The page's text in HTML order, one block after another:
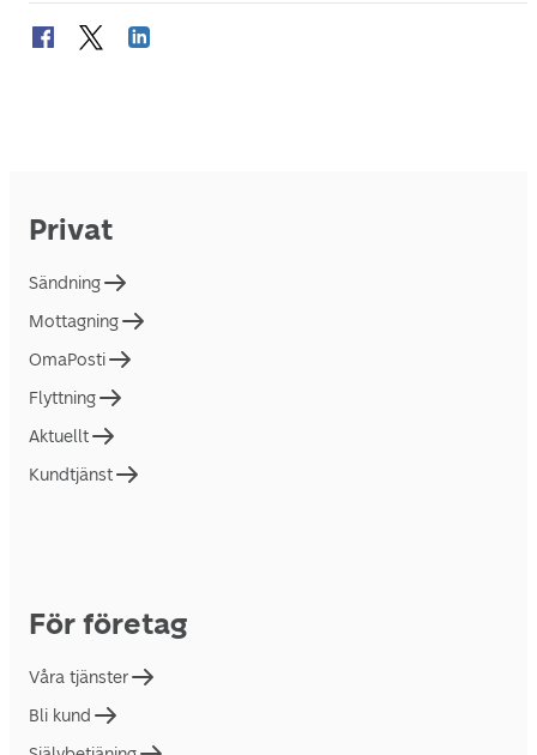
Privat
Sändning
Mottagning
OmaPosti
Flyttning
Aktuellt
Kundtjänst
För företag
Våra tjänster
Bli kund